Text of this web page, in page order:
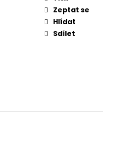
Zeptat se
Hlídat
Sdílet